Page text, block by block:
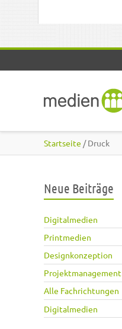
Startseite / Druck
Neue Beiträge
Digitalmedien
Printmedien
Designkonzeption
Projektmanagement
Alle Fachrichtungen
Digitalmedien